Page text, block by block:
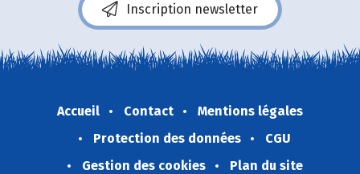
Inscription newsletter
Accueil Contact
Mentions légales
Protection des données
CGU
Gestion des cookies
Plan du site